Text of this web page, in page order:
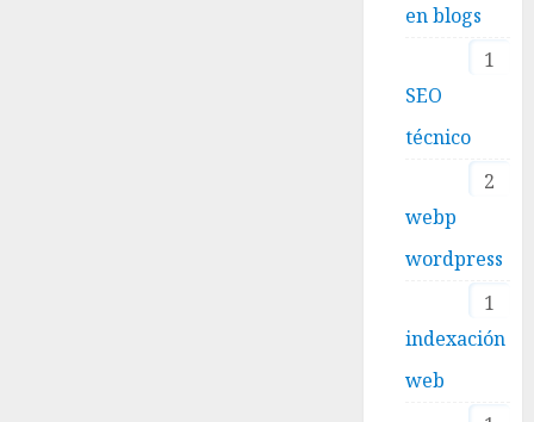
en blogs
1
SEO
técnico
2
webp
wordpress
1
indexación
web